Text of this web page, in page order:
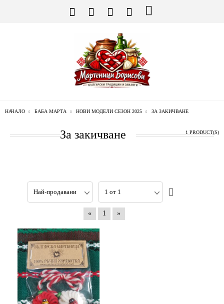
НАЧАЛО БАБА МАРТА НОВИ МОДЕЛИ СЕЗОН 2025 ЗА ЗАКИЧВАНЕ
1 PRODUCT(S)
За закичване
« 1 »